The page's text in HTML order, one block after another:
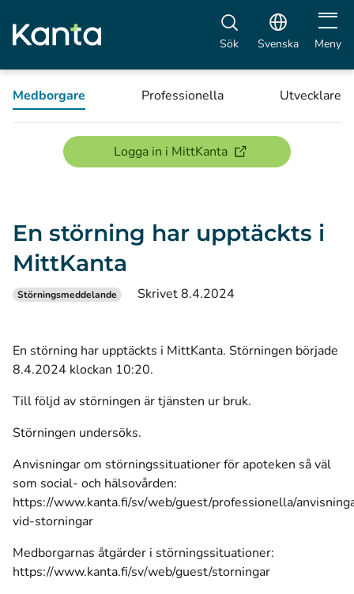
Sök Svenska Öppna
Meny
Medborgare Professionella Utvecklare
Logga in i MittKanta(öppnas i ett nytt
En störning har upptäckts i
MittKanta
Störningsmeddelande Skrivet 8.4.2024
En störning har upptäckts i MittKanta. Störningen började
8.4.2024 klockan 10:20.
Till följd av störningen är tjänsten ur bruk.
Störningen undersöks.
Anvisningar om störningssituationer för apoteken så väl
som social- och hälsovården:
https://www.kanta.fi/sv/web/guest/professionella/
vid-storningar
Medborgarnas åtgärder i störningssituationer:
https://www.kanta.fi/sv/web/guest/storningar